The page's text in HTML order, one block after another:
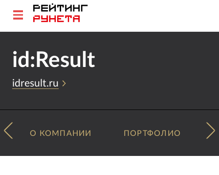
id:Result
idresult.ru
О КОМПАНИИ ПОРТФОЛИО